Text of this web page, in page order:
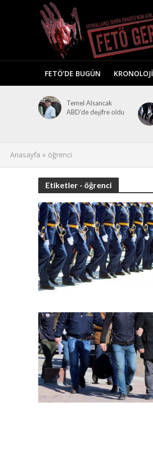
FETÖ’DE BUGÜN KRONOLOJI
Temel Alsancak
ABD’de deşifre oldu
Anasayfa » öğrenci
Etiketler - öğrenci